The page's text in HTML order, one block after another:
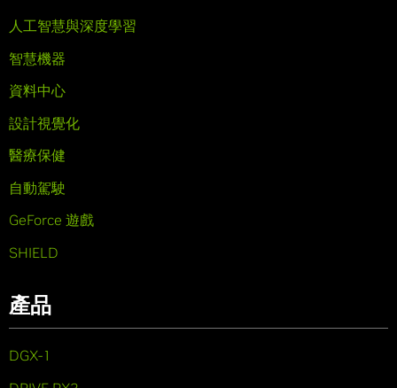
人工智慧與深度學習
智慧機器
資料中心
設計視覺化
醫療保健
自動駕駛
GeForce 遊戲
SHIELD
產品
DGX-1